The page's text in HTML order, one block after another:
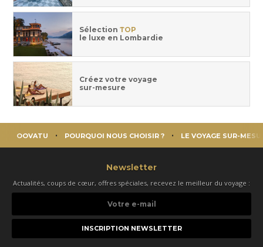
Sélection TOP
le luxe en Lombardie
Créez votre voyage
sur-mesure
OOVATU POURQUOI NOUS CHOISIR ? LE VOYAGE SUR-
Newsletter
Actualités, coups de cœur, offres spéciales, recevez le meilleur du voyage :
e-